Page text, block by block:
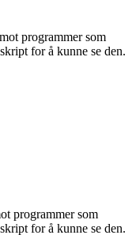
programmer som
for å kunne se den.
programmer som
for å kunne se den.